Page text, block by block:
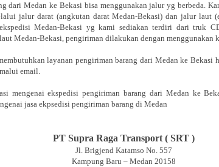
dari Medan ke Bekasi bisa menggunakan jalur yg berbeda.
jalur darat (angkutan darat Medan-Bekasi) dan jalur laut
Medan-Bekasi yg kami sediakan terdiri dari truk
Medan-Bekasi, pengiriman dilakukan dengan menggunakan
layanan pengiriman barang dari Medan ke
email.
mengenai ekspedisi pengiriman barang dari Medan ke
jasa ekpsedisi pengiriman barang di Medan
PT Supra Raga Transport ( SRT )
Jl. Brigjend Katamso No. 557
Kampung Baru – Medan 20158